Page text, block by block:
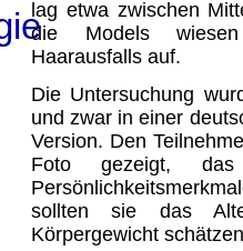
lag etwa zwischen
die Models
Haarausfalls auf.
Die Untersuchung
und zwar in einer
Version. Den
Foto gezeigt,
sollten sie das
Körpergewicht